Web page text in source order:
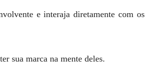
e interaja diretamente com os
sua marca na mente deles.